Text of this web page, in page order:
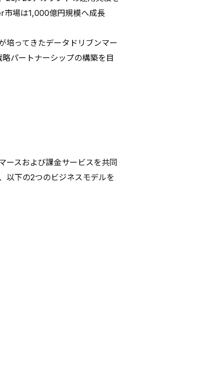
市場は1,000億円規模へ成長
ってきたデータドリブンマー
パートナーシップの構築を目
スおよび課金サービスを共同
以下の2つのビジネスモデルを